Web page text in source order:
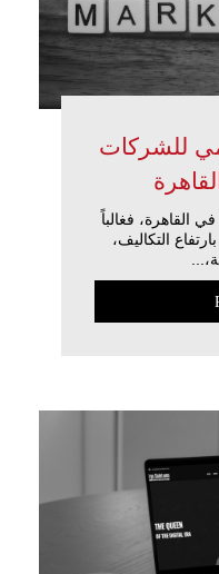
للشركات
القاهرة، فغالباً
التكاليف،